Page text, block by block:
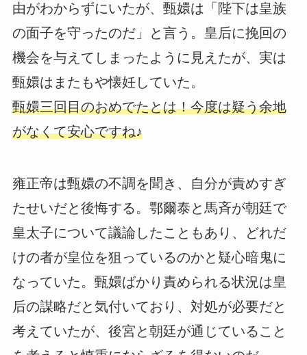
由がわからずにいたが、甄嬛は「陛下は皇族
の面子を守ったのだ」と言う。皇后に挽回の
機会を与えてしまったように見えたが、実は
甄嬛はまたもや懐妊していた。
甄嬛三回目のおめでたとは！今度は疑う余地
がなくて安心ですね♪
雍正帝は甄嬛の不調を聞き、自分が責めすぎ
たせいだと後悔する。鄂爾泰と馬斉が朝廷で
皇太子について議論したこともあり、どれだ
けの者が皇位を狙っているのかと疑心暗鬼に
なっていた。甄嬛ばかり責められる状況は皇
后の謀略だと気付いており、対処が必要だと
考えていたが、後宮と朝廷が通じていること